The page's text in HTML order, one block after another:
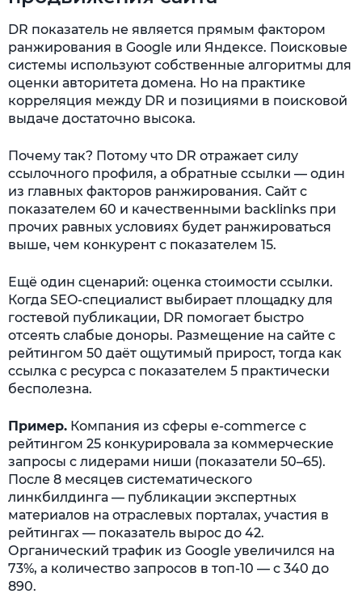
DR показатель не является прямым фактором
ранжирования в Google или Яндексе. Поисковые
системы используют собственные алгоритмы для
оценки авторитета домена. Но на практике
корреляция между DR и позициями в поисковой
выдаче достаточно высока.
Почему так? Потому что DR отражает силу
ссылочного профиля, а обратные ссылки — один
из главных факторов ранжирования. Сайт с
показателем 60 и качественными backlinks при
прочих равных условиях будет ранжироваться
выше, чем конкурент с показателем 15.
Ещё один сценарий: оценка стоимости ссылки.
Когда SEO-специалист выбирает площадку для
гостевой публикации, DR помогает быстро
отсеять слабые доноры. Размещение на сайте с
рейтингом 50 даёт ощутимый прирост, тогда как
ссылка с ресурса с показателем 5 практически
бесполезна.
Пример. Компания из сферы e-commerce с
рейтингом 25 конкурировала за коммерческие
запросы с лидерами ниши (показатели 50–65).
После 8 месяцев систематического
линкбилдинга — публикации экспертных
материалов на отраслевых порталах, участия в
рейтингах — показатель вырос до 42.
Органический трафик из Google увеличился на
73%, а количество запросов в топ-10 — с 340 до
890.